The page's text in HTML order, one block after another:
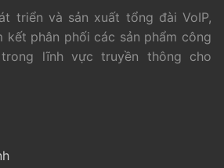
triển và sản xuất tổng đài VoIP,
kết phân phối các sản phẩm công
lĩnh vực truyền thông cho